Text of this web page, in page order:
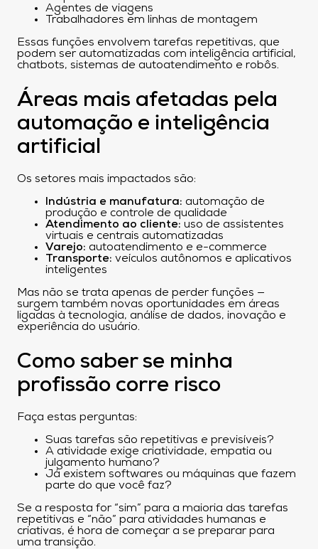
Agentes de viagens
Trabalhadores em linhas de montagem
Essas funções envolvem tarefas repetitivas, que
podem ser automatizadas com inteligência artificial,
chatbots, sistemas de autoatendimento e robôs.
Áreas mais afetadas pela
automação e inteligência
artificial
Os setores mais impactados são:
Indústria e manufatura: automação de
produção e controle de qualidade
Atendimento ao cliente: uso de assistentes
virtuais e centrais automatizadas
Varejo: autoatendimento e e-commerce
Transporte: veículos autônomos e aplicativos
inteligentes
Mas não se trata apenas de perder funções —
surgem também novas oportunidades em áreas
ligadas à tecnologia, análise de dados, inovação e
experiência do usuário.
Como saber se minha
profissão corre risco
Faça estas perguntas:
Suas tarefas são repetitivas e previsíveis?
A atividade exige criatividade, empatia ou
julgamento humano?
Já existem softwares ou máquinas que fazem
parte do que você faz?
Se a resposta for “sim” para a maioria das tarefas
repetitivas e “não” para atividades humanas e
criativas, é hora de começar a se preparar para
uma transição.